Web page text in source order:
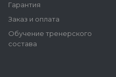
Гарантия
Заказ и оплата
Обучение тренерского
состава